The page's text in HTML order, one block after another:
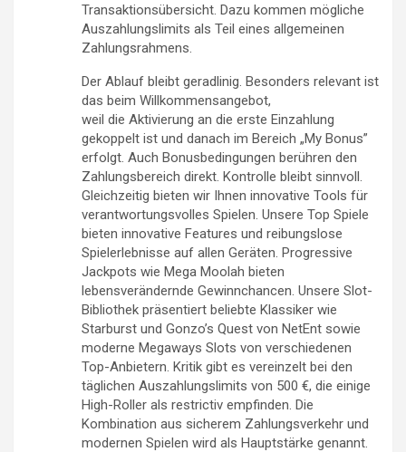
Transaktionsübersicht. Dazu kommen mögliche
Auszahlungslimits als Teil eines allgemeinen
Zahlungsrahmens.
Der Ablauf bleibt geradlinig. Besonders relevant ist
das beim Willkommensangebot,
weil die Aktivierung an die erste Einzahlung
gekoppelt ist und danach im Bereich „My Bonus”
erfolgt. Auch Bonusbedingungen berühren den
Zahlungsbereich direkt. Kontrolle bleibt sinnvoll.
Gleichzeitig bieten wir Ihnen innovative Tools für
verantwortungsvolles Spielen. Unsere Top Spiele
bieten innovative Features und reibungslose
Spielerlebnisse auf allen Geräten. Progressive
Jackpots wie Mega Moolah bieten
lebensverändernde Gewinnchancen. Unsere Slot-
Bibliothek präsentiert beliebte Klassiker wie
Starburst und Gonzo’s Quest von NetEnt sowie
moderne Megaways Slots von verschiedenen
Top-Anbietern. Kritik gibt es vereinzelt bei den
täglichen Auszahlungslimits von 500 €, die einige
High-Roller als restrictiv empfinden. Die
Kombination aus sicherem Zahlungsverkehr und
modernen Spielen wird als Hauptstärke genannt.